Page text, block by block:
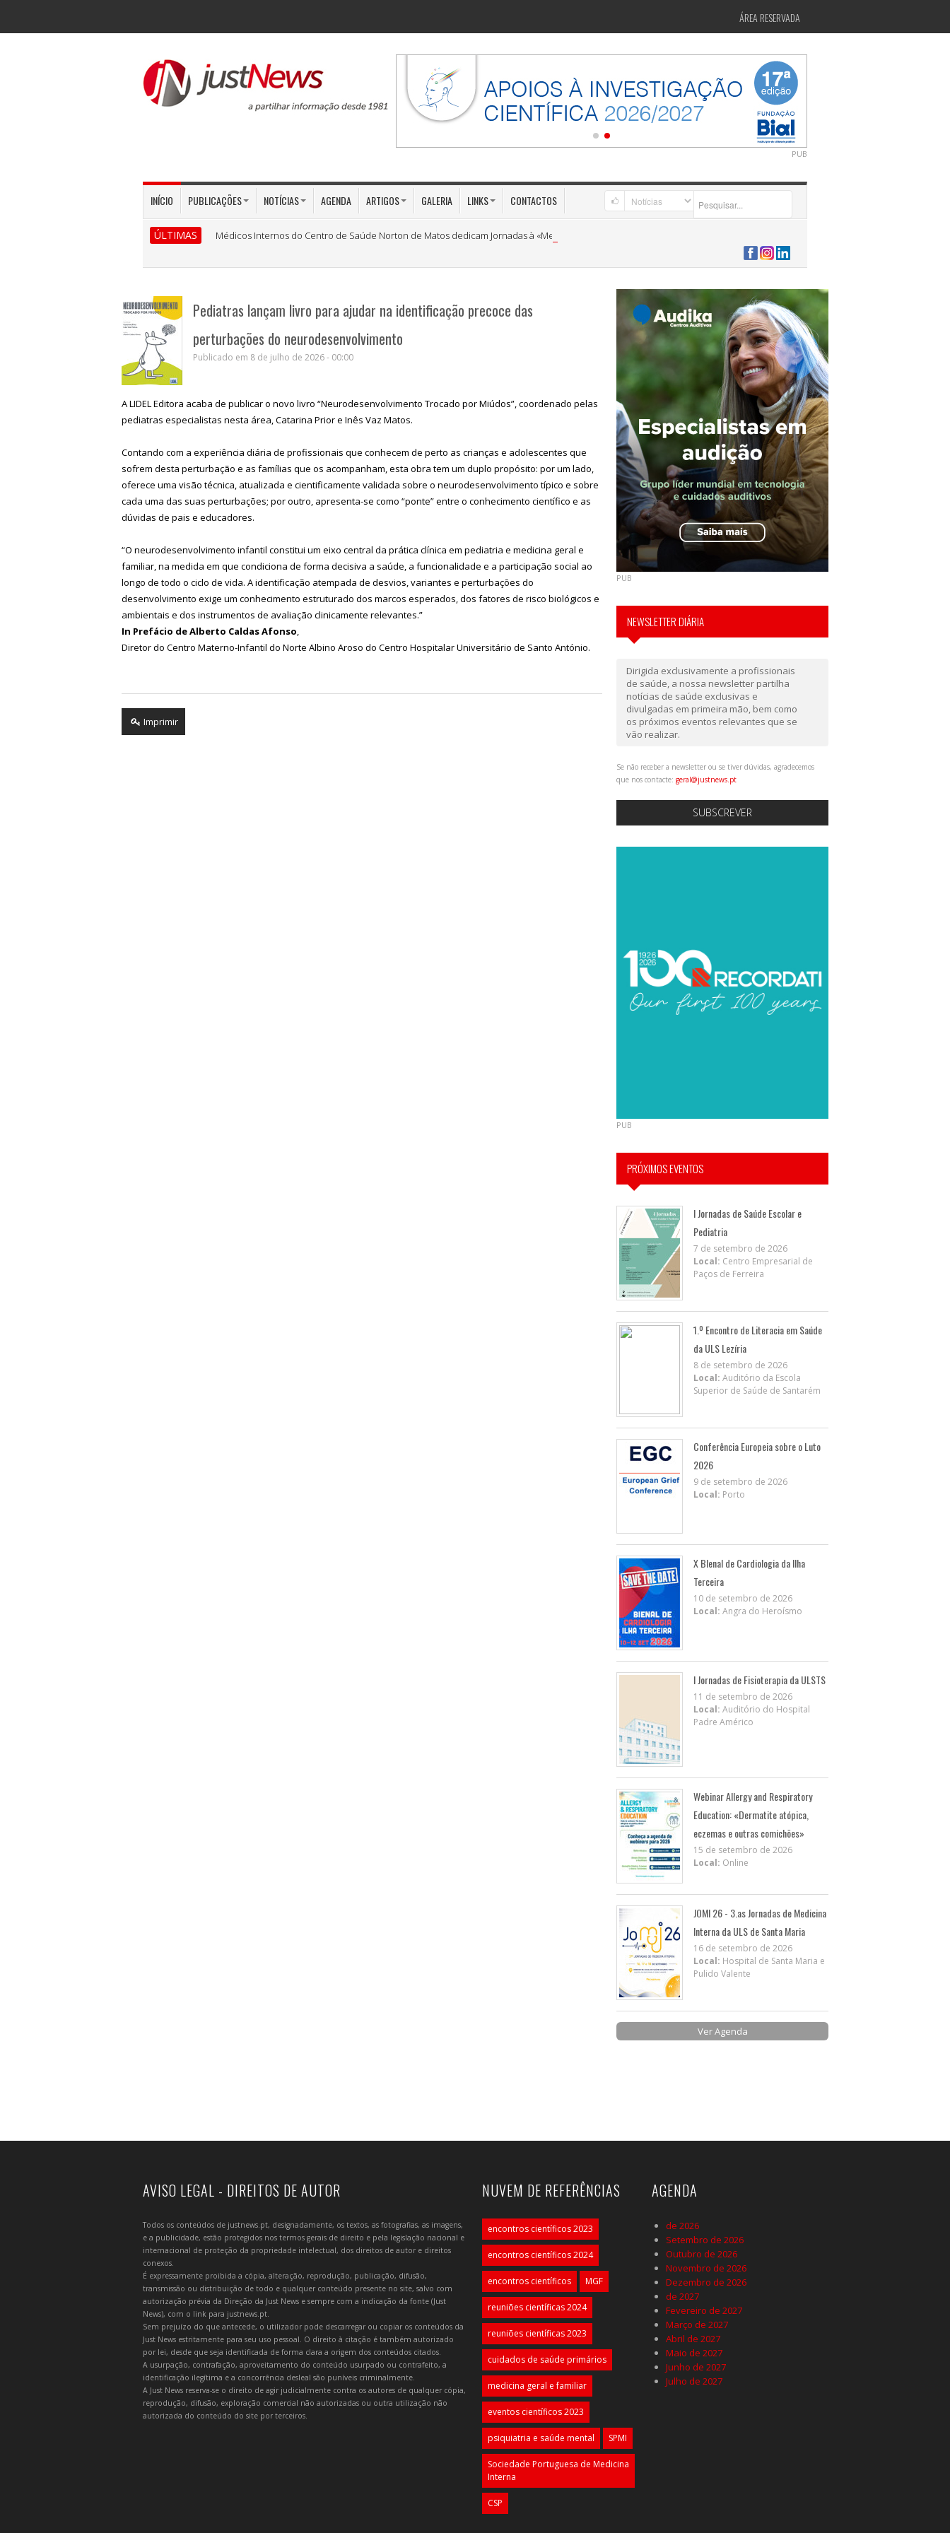
ÁREA RESERVADA
PUB
INÍCIO PUBLICAÇÕES NOTÍCIAS AGENDA ARTIGOS GALERIA LINKS CONTACTOS
ÚLTIMAS Médicos Internos do Centro de Saúde Norton de Matos dedicam Jornadas à «Medicina Preventiva»
Pediatras lançam livro para ajudar na identificação precoce das
perturbações do neurodesenvolvimento
Publicado em 8 de julho de 2026 - 00:00
A LIDEL Editora acaba de publicar o novo livro “Neurodesenvolvimento Trocado por Miúdos”, coordenado pelas
pediatras especialistas nesta área, Catarina Prior e Inês Vaz Matos.
Contando com a experiência diária de profissionais que conhecem de perto as crianças e adolescentes que
sofrem desta perturbação e as famílias que os acompanham, esta obra tem um duplo propósito: por um lado,
oferece uma visão técnica, atualizada e cientificamente validada sobre o neurodesenvolvimento típico e sobre
cada uma das suas perturbações; por outro, apresenta-se como “ponte” entre o conhecimento científico e as
dúvidas de pais e educadores.
“O neurodesenvolvimento infantil constitui um eixo central da prática clínica em pediatria e medicina geral e
familiar, na medida em que condiciona de forma decisiva a saúde, a funcionalidade e a participação social ao
longo de todo o ciclo de vida. A identificação atempada de desvios, variantes e perturbações do
desenvolvimento exige um conhecimento estruturado dos marcos esperados, dos fatores de risco biológicos e
ambientais e dos instrumentos de avaliação clinicamente relevantes.”
In Prefácio de Alberto Caldas Afonso
Diretor do Centro Materno-Infantil do Norte Albino Aroso do Centro Hospitalar Universitário de Santo António.
Imprimir
PUB
NEWSLETTER DIÁRIA
Dirigida exclusivamente a profissionais
de saúde, a nossa newsletter partilha
notícias de saúde exclusivas e
divulgadas em primeira mão, bem como
os próximos eventos relevantes que se
vão realizar.
Se não receber a newsletter ou se tiver dúvidas, agradecemos
que nos contacte: geral@justnews.pt
SUBSCREVER
PUB
PRÓXIMOS EVENTOS
I Jornadas de Saúde Escolar e
Pediatria
7 de setembro de 2026
Local: Centro Empresarial de
Paços de Ferreira
1.º Encontro de Literacia em Saúde
da ULS Lezíria
8 de setembro de 2026
Local: Auditório da Escola
Superior de Saúde de Santarém
Conferência Europeia sobre o Luto
2026
9 de setembro de 2026
Local: Porto
X BIenal de Cardiologia da Ilha
Terceira
10 de setembro de 2026
Local: Angra do Heroísmo
I Jornadas de Fisioterapia da ULSTS
11 de setembro de 2026
Local: Auditório do Hospital
Padre Américo
Webinar Allergy and Respiratory
Education: «Dermatite atópica,
eczemas e outras comichões»
15 de setembro de 2026
Local: Online
JOMI 26 - 3.as Jornadas de Medicina
Interna da ULS de Santa Maria
16 de setembro de 2026
Local: Hospital de Santa Maria e
Pulido Valente
Ver Agenda
AVISO LEGAL - DIREITOS DE AUTOR
Todos os conteúdos de justnews.pt, designadamente, os textos, as fotografias, as imagens,
e a publicidade, estão protegidos nos termos gerais de direito e pela legislação nacional e
internacional de proteção da propriedade intelectual, dos direitos de autor e direitos
conexos.
É expressamente proibida a cópia, alteração, reprodução, publicação, difusão,
transmissão ou distribuição de todo e qualquer conteúdo presente no site, salvo com
autorização prévia da Direção da Just News e sempre com a indicação da fonte (Just
News), com o link para justnews.pt.
Sem prejuízo do que antecede, o utilizador pode descarregar ou copiar os conteúdos da
Just News estritamente para seu uso pessoal. O direito à citação é também autorizado
por lei, desde que seja identificada de forma clara a origem dos conteúdos citados.
A usurpação, contrafação, aproveitamento do conteúdo usurpado ou contrafeito, a
identificação ilegítima e a concorrência desleal são puníveis criminalmente.
A Just News reserva-se o direito de agir judicialmente contra os autores de qualquer cópia,
reprodução, difusão, exploração comercial não autorizadas ou outra utilização não
autorizada do conteúdo do site por terceiros.
NUVEM DE REFERÊNCIAS
encontros científicos 2023
encontros científicos 2024
encontros científicos MGF
reuniões científicas 2024
reuniões científicas 2023
cuidados de saúde primários
medicina geral e familiar
eventos científicos 2023
psiquiatria e saúde mental SPMI
Sociedade Portuguesa de Medicina
Interna
CSP
AGENDA
de 2026
Setembro de 2026
Outubro de 2026
Novembro de 2026
Dezembro de 2026
de 2027
Fevereiro de 2027
Março de 2027
Abril de 2027
Maio de 2027
Junho de 2027
Julho de 2027